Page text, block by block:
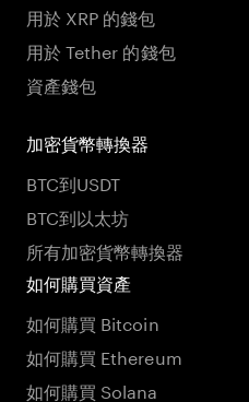
用於 XRP 的錢包
用於 Tether 的錢包
資產錢包
加密貨幣轉換器
BTC到USDT
BTC到以太坊
所有加密貨幣轉換器
如何購買資產
如何購買 Bitcoin
如何購買 Ethereum
如何購買 Solana